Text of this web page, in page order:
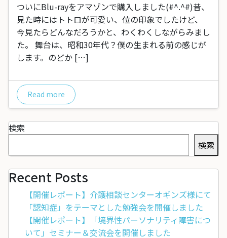
ついにBlu-rayをアマゾンで購入しました(#^.^#)昔、
見た時にはトトロが可愛い、位の印象でしたけど、
今見たらどんなだろうかと、わくわくしながらみまし
た。 舞台は、昭和30年代？僕の生まれる前の感じが
します。のどか […]
Read more
検索
検索
Recent Posts
【開催レポート】介護相談センターオギンズ様にて
「認知症」をテーマとした勉強会を開催しました
【開催レポート】「境界性パーソナリティ障害につ
いて」セミナー＆交流会を開催しました